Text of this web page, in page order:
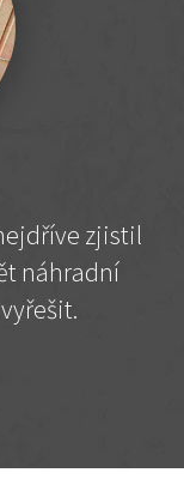
zjistil
náhradní